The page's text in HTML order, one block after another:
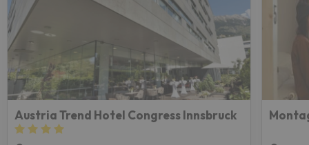
Austria Trend Hotel Congress Innsbruck